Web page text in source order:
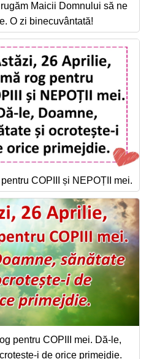
Maicii Domnului să ne
O zi binecuvântată!
COPIII și NEPOȚII mei.
pentru COPIII mei. Dă-le,
i de orice primejdie.